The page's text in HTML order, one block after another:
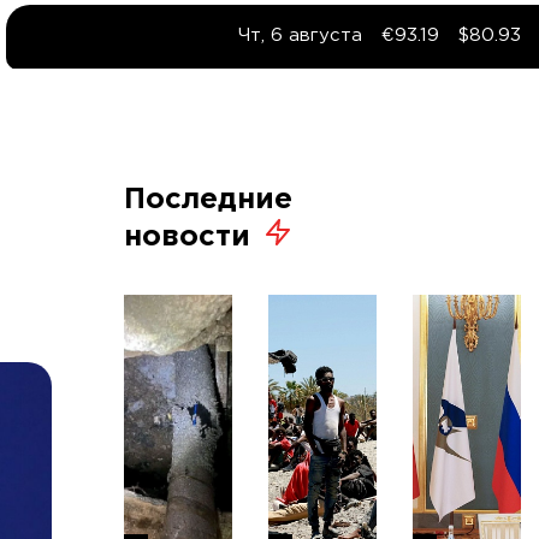
Чт, 6 августа €93.19 $80.93
Последние
новости